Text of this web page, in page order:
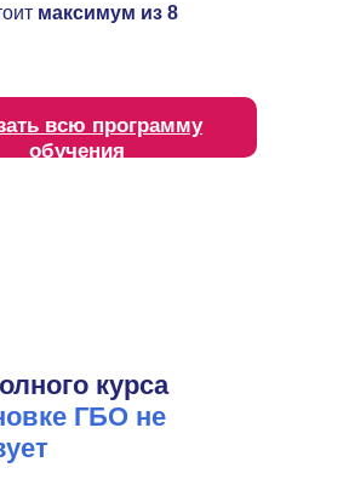
максимум из 8
всю программу
обучения
курса
ГБО не